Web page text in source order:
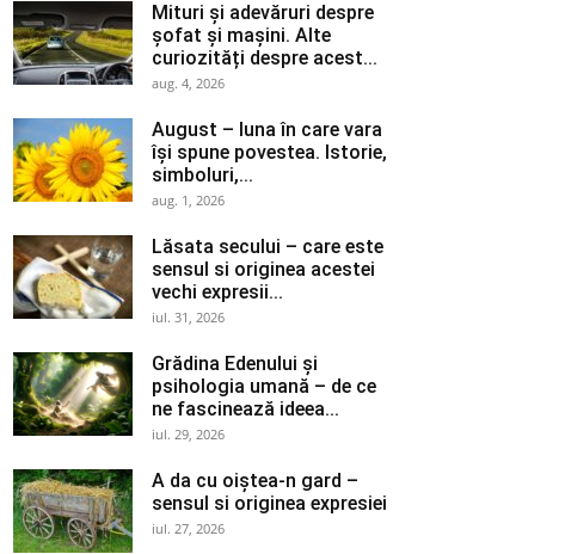
Mituri și adevăruri despre
șofat și mașini. Alte
curiozități despre acest...
aug. 4, 2026
August – luna în care vara
își spune povestea. Istorie,
simboluri,...
aug. 1, 2026
Lăsata secului – care este
sensul si originea acestei
vechi expresii...
iul. 31, 2026
Grădina Edenului și
psihologia umană – de ce
ne fascinează ideea...
iul. 29, 2026
A da cu oiștea-n gard –
sensul si originea expresiei
iul. 27, 2026